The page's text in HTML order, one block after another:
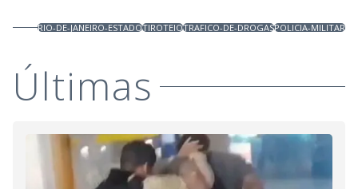
RIO-DE-JANEIRO-ESTADOTIROTEIOTRAFICO-DE-DROGASPOLICIA-MILITAR
Últimas